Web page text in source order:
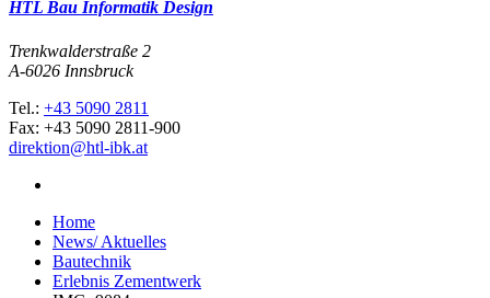
HTL Bau Informatik Design
Trenkwalderstraße 2
A-6026 Innsbruck
Tel.: +43 5090 2811
Fax: +43 5090 2811-900
direktion@htl-ibk.at
Home
News/ Aktuelles
Bautechnik
Erlebnis Zementwerk